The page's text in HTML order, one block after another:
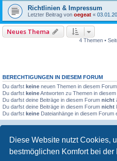
Diese Website nutzt Cookies,
bestmöglichen Komfort bei der
Richtlinien & Impressum
Letzter Beitrag von oegeat «
Neues Thema
4 Themen •
BERECHTIGUNGEN IN DIESEM FORUM
Du darfst keine neuen Themen in diesem
Du darfst keineAntworten zu Themen in diesem
Du darfst deine Beiträge in diesem Forum nicht
Du darfst deine Beiträge in diesem Forum nicht
Du darfst keine Dateianhänge in diesem Forum